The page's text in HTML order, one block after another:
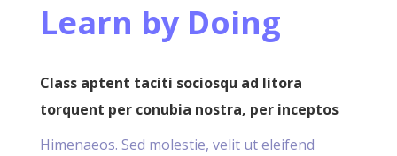
Learn by Doing
Class aptent taciti sociosqu ad litora
torquent per conubia nostra, per inceptos
Himenaeos. Sed molestie, velit ut eleifend